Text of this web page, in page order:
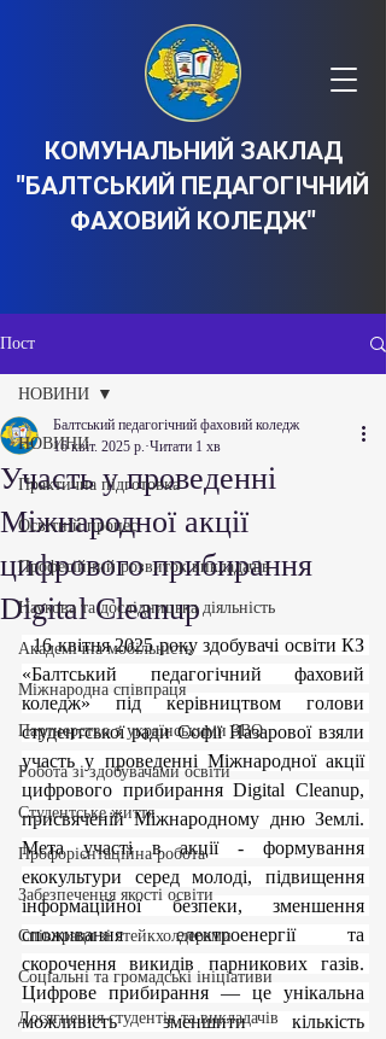
КОМУНАЛЬНИЙ ЗАКЛАД
"БАЛТСЬКИЙ ПЕДАГОГІЧНИЙ
ФАХОВИЙ КОЛЕДЖ"
Пост
НОВИНИ
Практична підготовка
Освітній процес
Професійний розвиток викладачів
Наукова та дослідницька діяльність
Академічна мобільність
Міжнародна співпраця
Партнерство з українськими ЗВО
Робота зі здобувачами освіти
Студентське життя
Профорієнтаційна робота
Забезпечення якості освіти
Співпраця зі стейкхолдерами
Соціальні та громадські ініціативи
Досягнення студентів та викладачів
НОВИНИ
Участь у проведенні
Міжнародної акції
цифрового прибирання
Digital Cleanup
Балтський педагогічний фаховий коледж
16 квіт. 2025 р. Читати 1 хв
  16 квітня 2025 року здобувачі освіти КЗ
«Балтський педагогічний фаховий
коледж» під керівництвом голови
студентської ради Софії Назарової взяли
участь у проведенні Міжнародної акції
цифрового прибирання Digital Cleanup,
присвяченій Міжнародному дню Землі.
Мета участі в акції - формування
екокультури серед молоді, підвищення
інформаційної безпеки, зменшення
споживання електроенергії та
скорочення викидів парникових газів.
Цифрове прибирання — це унікальна
можливість зменшити кількість